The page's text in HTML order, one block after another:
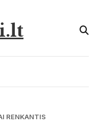
RENKANTIS